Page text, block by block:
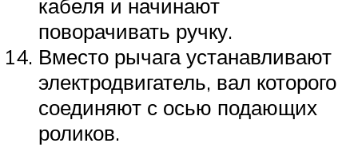
кабеля и начинают
поворачивать ручку.
Вместо рычага устанавливают
электродвигатель, вал которого
соединяют с осью подающих
роликов.